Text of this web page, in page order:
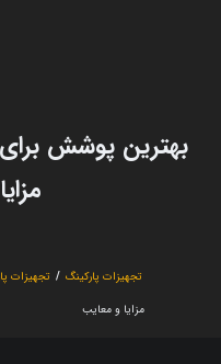
بهترین پوشش
تجهیزات پارکینگ / تجهیزات
مزایا و معایب